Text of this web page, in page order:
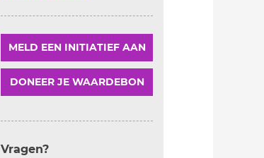
MELD EEN INITIATIEF AAN
DONEER JE WAARDEBON
Vragen?